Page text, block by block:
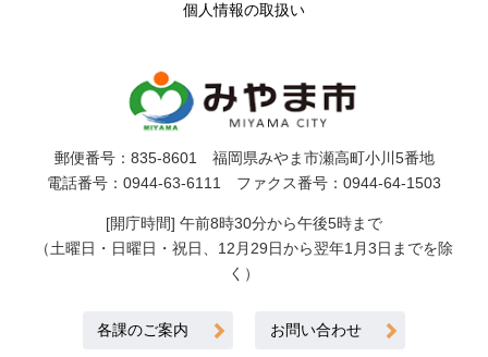
個人情報の取扱い
郵便番号：835-8601 福岡県みやま市瀬高町小川5番地
電話番号：0944-63-6111 ファクス番号：0944-64-1503
[開庁時間] 午前8時30分から午後5時まで
（土曜日・日曜日・祝日、12月29日から翌年1月3日までを除
く）
各課のご案内 お問い合わせ